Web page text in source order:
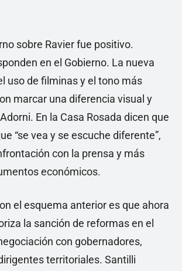
sobre Ravier fue positivo.
en el Gobierno. La nueva
uso de filminas y el tono más
marcar una diferencia visual y
En la Casa Rosada dicen que
“se vea y se escuche diferente”,
con la prensa y más
económicos.
el esquema anterior es que ahora
la sanción de reformas en el
con gobernadores,
territoriales. Santilli